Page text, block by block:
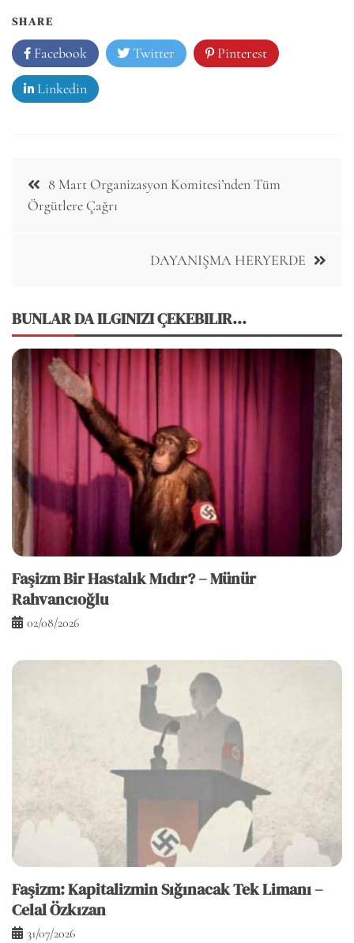
SHARE
Facebook Twitter Pinterest
Linkedin
Post
navigation
8 Mart Organizasyon Komitesi’nden Tüm
Örgütlere Çağrı
DAYANIŞMA HERYERDE
BUNLAR DA ILGINIZI ÇEKEBILIR...
Faşizm Bir Hastalık Mıdır? – Münür
Rahvancıoğlu
02/08/2026
Faşizm: Kapitalizmin Sığınacak Tek Limanı –
Celal Özkızan
31/07/2026